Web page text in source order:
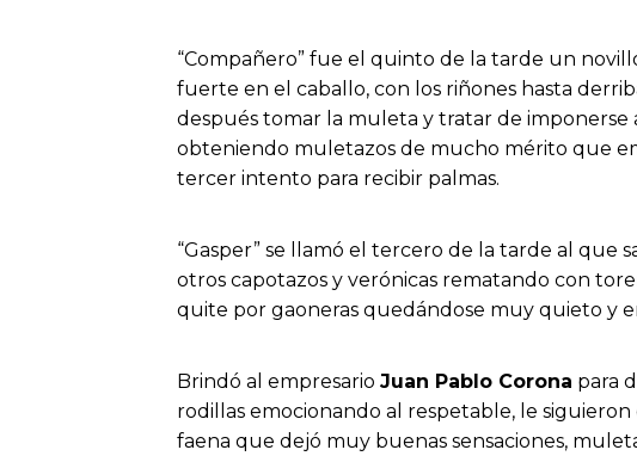
“Compañero” fue el quinto de la tarde un
fuerte en el caballo, con los riñones hasta
después tomar la muleta y tratar de
obteniendo muletazos de mucho mérito que
tercer intento para recibir palmas.
“Gasper” se llamó el tercero de la tarde al que
otros capotazos y verónicas rematando con
quite por gaoneras quedándose muy quieto y
Brindó al empresario Juan Pablo Corona para
rodillas emocionando al respetable, le
faena que dejó muy buenas sensaciones,